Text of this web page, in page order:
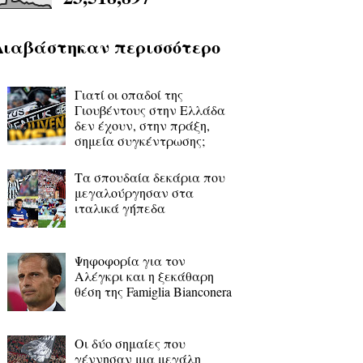
περισσότερο
Γιατί οι οπαδοί της
Γιουβέντους στην Ελλάδα
δεν έχουν, στην πράξη,
σημεία συγκέντρωσης;
Τα σπουδαία δεκάρια που
μεγαλούργησαν στα
ιταλικά γήπεδα
Ψηφοφορία για τον
Αλέγκρι και η ξεκάθαρη
θέση της Famiglia Bianconera
Οι δύο σημαίες που
γέννησαν μια μεγάλη